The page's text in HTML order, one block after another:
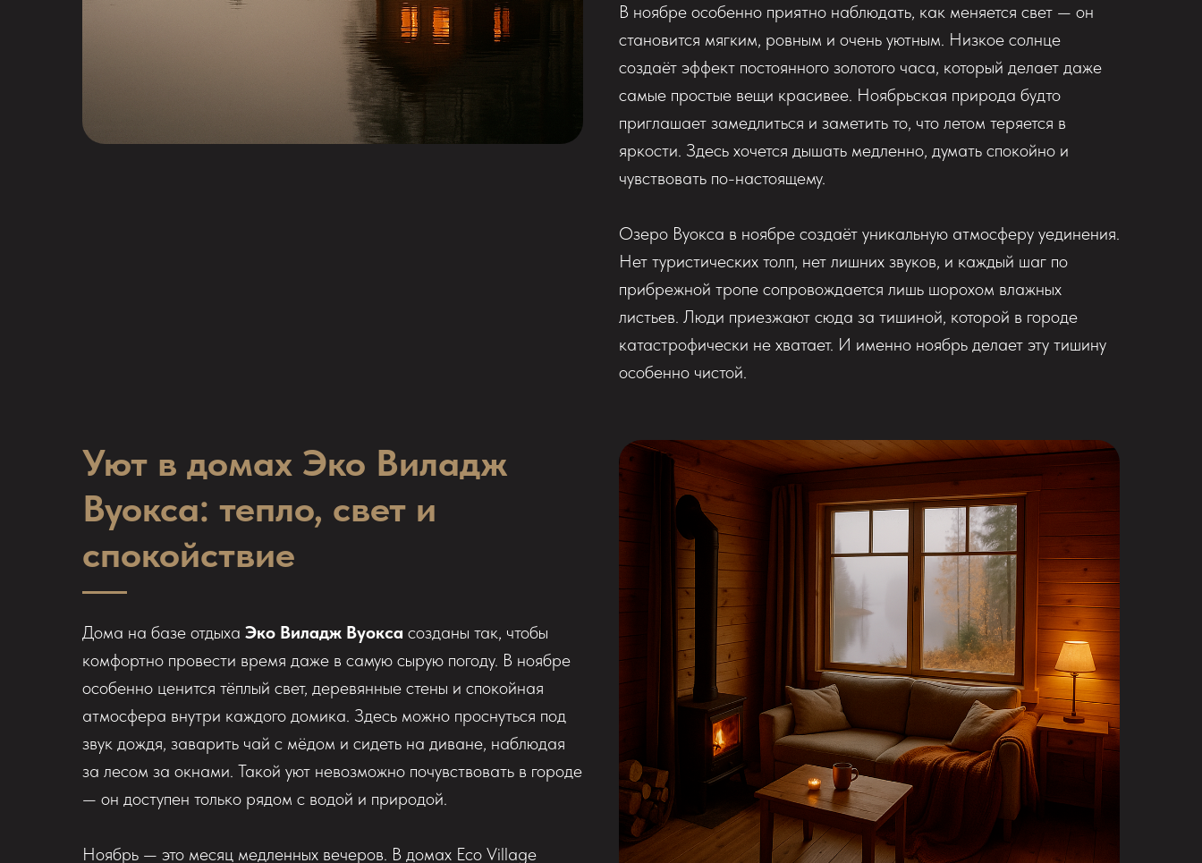
В ноябре особенно приятно наблюдать, как меняется свет — он
становится мягким, ровным и очень уютным. Низкое солнце
создаёт эффект постоянного золотого часа, который делает даже
самые простые вещи красивее. Ноябрьская природа будто
приглашает замедлиться и заметить то, что летом теряется в
яркости. Здесь хочется дышать медленно, думать спокойно и
чувствовать по-настоящему.
Озеро Вуокса в ноябре создаёт уникальную атмосферу уединения.
Нет туристических толп, нет лишних звуков, и каждый шаг по
прибрежной тропе сопровождается лишь шорохом влажных
листьев. Люди приезжают сюда за тишиной, которой в городе
катастрофически не хватает. И именно ноябрь делает эту тишину
особенно чистой.
Уют в домах Эко Виладж
Вуокса: тепло, свет и
спокойствие
Дома на базе отдыха Эко Виладж Вуокса созданы так, чтобы
комфортно провести время даже в самую сырую погоду. В ноябре
особенно ценится тёплый свет, деревянные стены и спокойная
атмосфера внутри каждого домика. Здесь можно проснуться под
звук дождя, заварить чай с мёдом и сидеть на диване, наблюдая
за лесом за окнами. Такой уют невозможно почувствовать в городе
— он доступен только рядом с водой и природой.
Ноябрь — это месяц медленных вечеров. В домах Eco Village